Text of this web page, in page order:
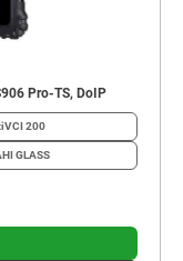
Pro-TS, DoIP
200
GLASS